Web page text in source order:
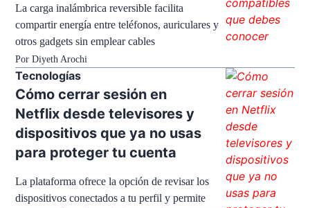
La carga inalámbrica reversible facilita
compartir energía entre teléfonos, auriculares y
otros gadgets sin emplear cables
Por Diyeth Arochi
Tecnologías
Cómo cerrar sesión en
Netflix desde televisores y
dispositivos que ya no usas
para proteger tu cuenta
La plataforma ofrece la opción de revisar los
dispositivos conectados a tu perfil y permite